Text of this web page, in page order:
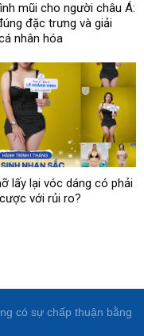
mũi cho người châu Á:
đặc trưng và giải
nhân hóa
lấy lại vóc dáng có phải
với rủi ro?
có sự chấp thuận bằng